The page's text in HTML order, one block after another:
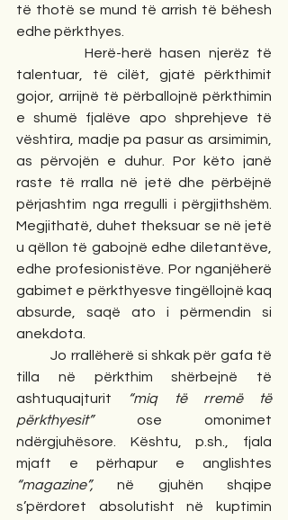
të thotë se mund të arrish të bëhesh
edhe përkthyes.
talentuar, të cilët, gjatë përkthimit
gojor, arrijnë të përballojnë përkthimin
e shumë fjalëve apo shprehjeve të
vështira, madje pa pasur as arsimimin,
as përvojën e duhur. Por këto janë
raste të rralla në jetë dhe përbëjnë
përjashtim nga rregulli i përgjithshëm.
Megjithatë, duhet theksuar se në jetë
u qëllon të gabojnë edhe diletantëve,
edhe profesionistëve. Por nganjëherë
gabimet e përkthyesve tingëllojnë kaq
absurde, saqë ato i përmendin si
anekdota.
         Jo rrallëherë si shkak për gafa të
tilla në përkthim shërbejnë të
ashtuquajturit
“miq të rremë të
përkthyesit” ose omonimet
ndërgjuhësore. Kështu, p.sh., fjala
“magazine”, në gjuhën shqipe